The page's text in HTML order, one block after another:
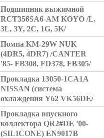
Подшипник выжимной
RCT356SA6-AM KOYO /L,
3L, 3Y, 2C, 1G, 5K/
Помпа KM-29W NUK
(4DR5, 4DR7) /CANTER
'85- FB308, FD378, FB305/
Прокладка 13050-1CA1A
NISSAN (система
охлаждения Y62 VK56DE/
Прокладка впускного
коллектора QR2#DE '00-
(SILICONE) EN9017B